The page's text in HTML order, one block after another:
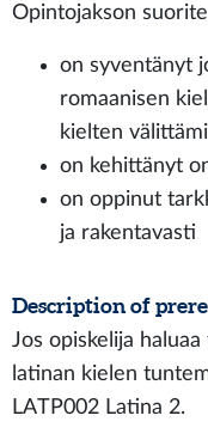
Opintojakson
on syventänyt
romaanisen
kielten
on kehittänyt
on oppinut
ja rakentavasti
Description of
Jos opiskelija
latinan kielen
LATP002 Latina 2.